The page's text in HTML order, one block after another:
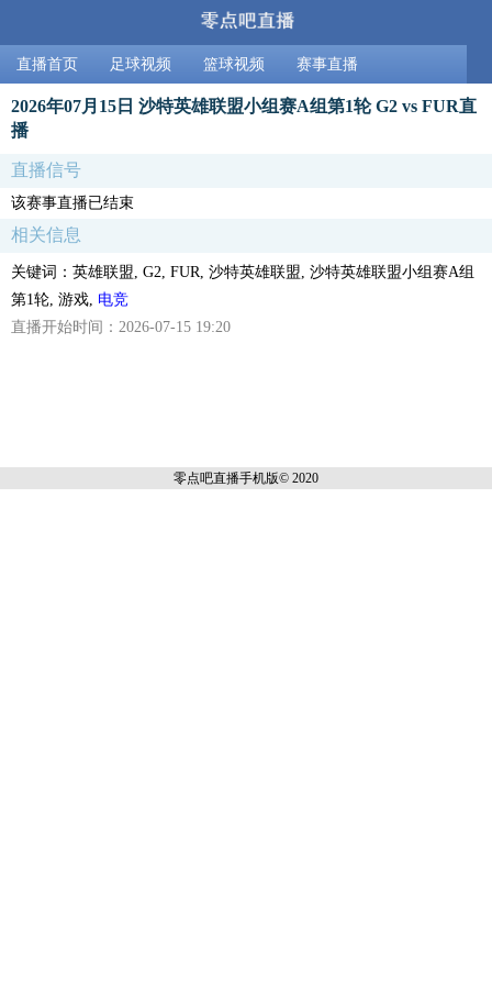
直播首页 足球视频 篮球视频 赛事直播
2026年07月15日 沙特英雄联盟小组赛A组第1轮 G2 vs FUR直
播
直播信号
该赛事直播已结束
相关信息
关键词：英雄联盟, G2, FUR, 沙特英雄联盟, 沙特英雄联盟小组赛A组
第1轮, 游戏, 电竞
直播开始时间：2026-07-15 19:20
零点吧直播手机版© 2020